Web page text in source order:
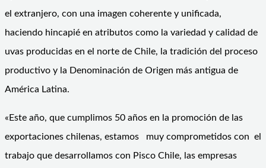
el extranjero, con una imagen coherente y unificada,
haciendo hincapié en atributos como la variedad y calidad de
uvas producidas en el norte de Chile, la tradición del proceso
productivo y la Denominación de Origen más antigua de
América Latina.
«Este año, que cumplimos 50 años en la promoción de las
exportaciones chilenas, estamos muy comprometidos con el
trabajo que desarrollamos con Pisco Chile, las empresas